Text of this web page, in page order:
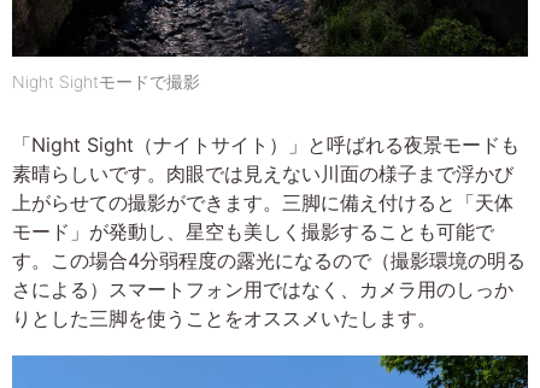
Night Sightモードで撮影
「Night Sight（ナイトサイト）」と呼ばれる夜景モードも
素晴らしいです。肉眼では見えない川面の様子まで浮かび
上がらせての撮影ができます。三脚に備え付けると「天体
モード」が発動し、星空も美しく撮影することも可能で
す。この場合4分弱程度の露光になるので（撮影環境の明る
さによる）スマートフォン用ではなく、カメラ用のしっか
りとした三脚を使うことをオススメいたします。